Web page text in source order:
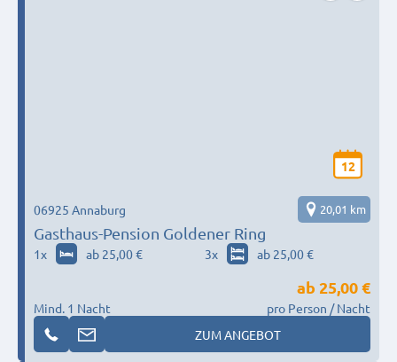
12
Gasthaus-Pension Goldener Ring
06925 Annaburg 20,01 km
1x ab 25,00 € 3x ab 25,00 €
Mind. 1 Nacht
ab 25,00 €
pro Person / Nacht
ZUM ANGEBOT